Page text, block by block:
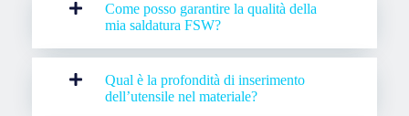
Come posso garantire la qualità della
mia saldatura FSW?
Qual è la profondità di inserimento
dell’utensile nel materiale?